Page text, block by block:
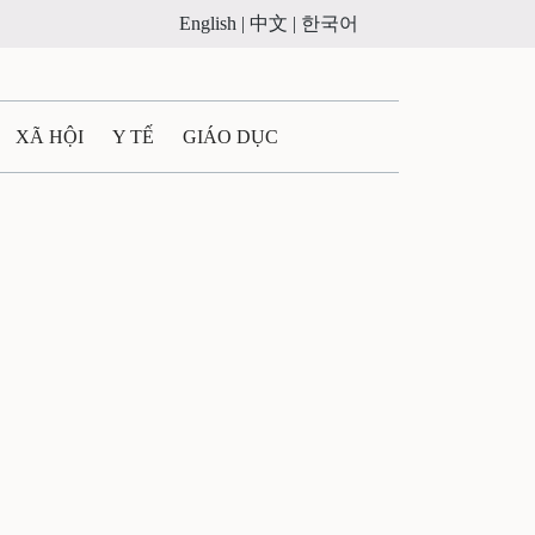
English | 中文 | 한국어
XÃ HỘI Y TẾ GIÁO DỤC
CÁO